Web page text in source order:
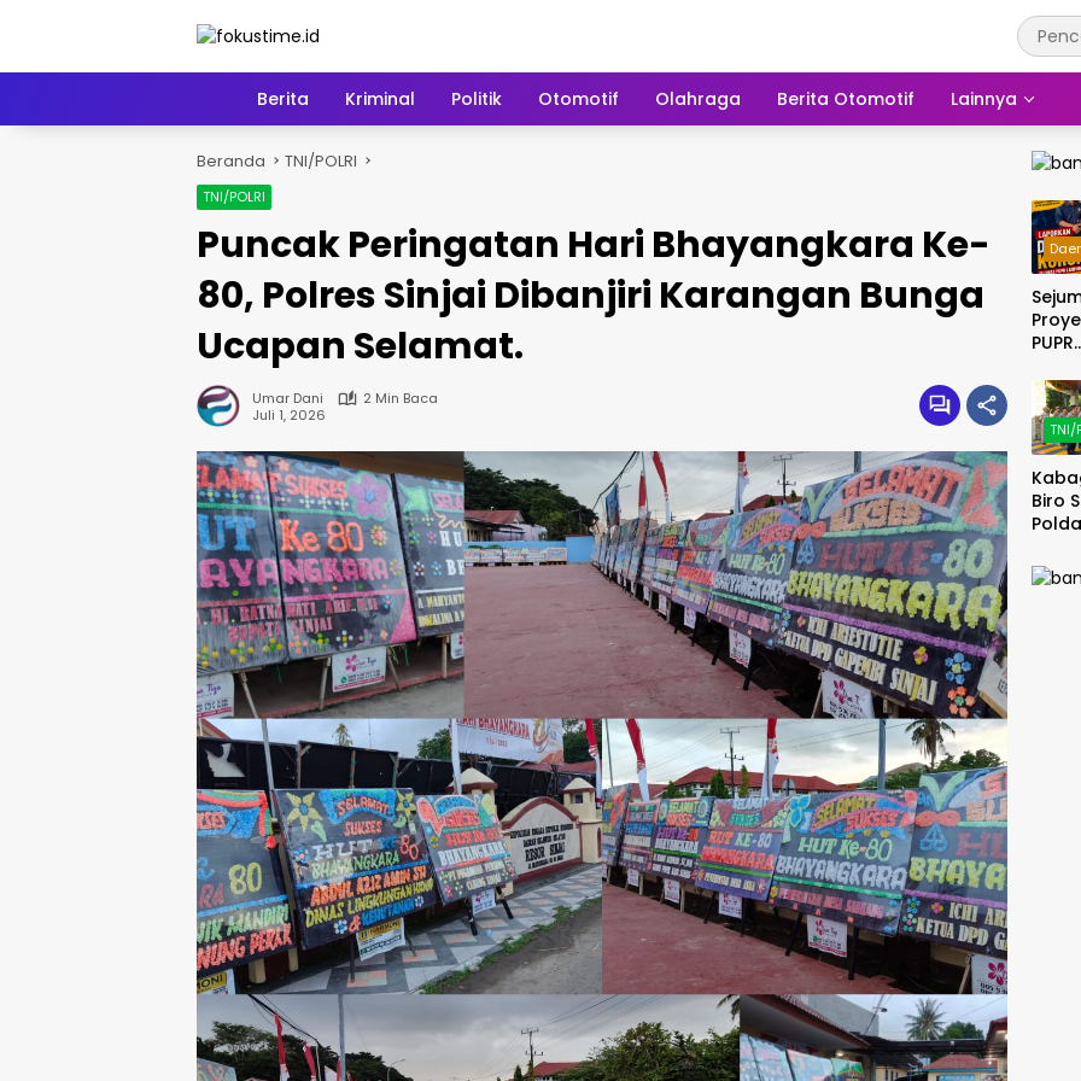
HomeBerita Kriminal Politik Otomotif Olahraga Berita Otomotif Lainnya
Beranda TNI/POLRI
TNI/POLRI
Puncak Peringatan Hari Bhayangkara Ke-
80, Polres Sinjai Dibanjiri Karangan Bunga
Ucapan Selamat.
Umar Dani
2 Min Baca
Juli 1, 2026
PUPR
dan
DPP
Ke
TNI/
Biro